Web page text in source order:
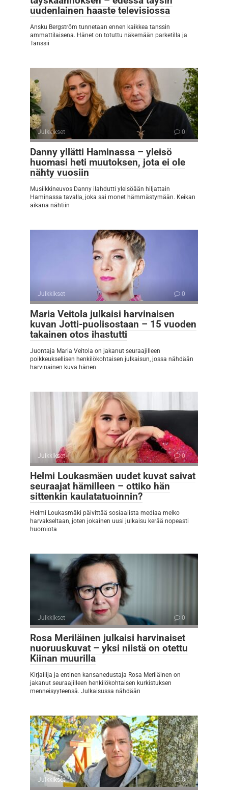
uudenlainen haaste televisiossa
Ansku Bergström tunnetaan ennen kaikkea tanssin
ammattilaisena. Hänet on totuttu näkemään parketilla ja
Tanssii
Julkkikset 0
Danny yllätti Haminassa – yleisö
huomasi heti muutoksen, jota ei ole
nähty vuosiin
Musiikkineuvos Danny ilahdutti yleisöään hiljattain
Haminassa tavalla, joka sai monet hämmästymään. Keikan
aikana nähtiin
Julkkikset 0
Maria Veitola julkaisi harvinaisen
kuvan Jotti-puolisostaan – 15 vuoden
takainen otos ihastutti
Juontaja Maria Veitola on jakanut seuraajilleen
poikkeuksellisen henkilökohtaisen julkaisun, jossa nähdään
harvinainen kuva hänen
Julkkikset 0
Helmi Loukasmäen uudet kuvat saivat
seuraajat hämilleen – ottiko hän
sittenkin kaulatatuoinnin?
Helmi Loukasmäki päivittää sosiaalista mediaa melko
harvakseltaan, joten jokainen uusi julkaisu kerää nopeasti
huomiota
Julkkikset 0
Rosa Meriläinen julkaisi harvinaiset
nuoruuskuvat – yksi niistä on otettu
Kiinan muurilla
Kirjailija ja entinen kansanedustaja Rosa Meriläinen on
jakanut seuraajilleen henkilökohtaisen kurkistuksen
menneisyyteensä. Julkaisussa nähdään
Julkkikset 0